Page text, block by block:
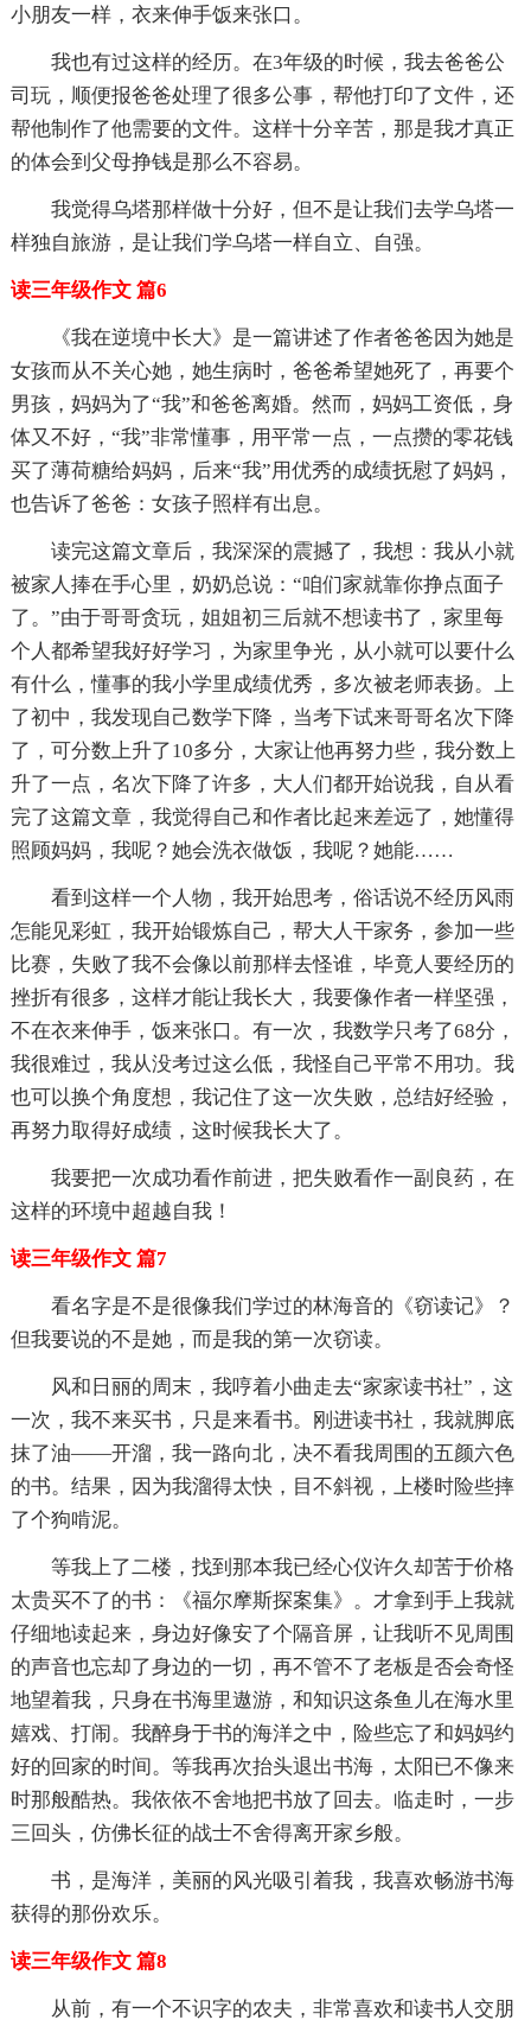
小朋友一样，衣来伸手饭来张口。
我也有过这样的经历。在3年级的时候，我去爸爸公
司玩，顺便报爸爸处理了很多公事，帮他打印了文件，还
帮他制作了他需要的文件。这样十分辛苦，那是我才真正
的体会到父母挣钱是那么不容易。
我觉得乌塔那样做十分好，但不是让我们去学乌塔一
样独自旅游，是让我们学乌塔一样自立、自强。
读三年级作文 篇6
《我在逆境中长大》是一篇讲述了作者爸爸因为她是
女孩而从不关心她，她生病时，爸爸希望她死了，再要个
男孩，妈妈为了“我”和爸爸离婚。然而，妈妈工资低，身
体又不好，“我”非常懂事，用平常一点，一点攒的零花钱
买了薄荷糖给妈妈，后来“我”用优秀的成绩抚慰了妈妈，
也告诉了爸爸：女孩子照样有出息。
读完这篇文章后，我深深的震撼了，我想：我从小就
被家人捧在手心里，奶奶总说：“咱们家就靠你挣点面子
了。”由于哥哥贪玩，姐姐初三后就不想读书了，家里每
个人都希望我好好学习，为家里争光，从小就可以要什么
有什么，懂事的我小学里成绩优秀，多次被老师表扬。上
了初中，我发现自己数学下降，当考下试来哥哥名次下降
了，可分数上升了10多分，大家让他再努力些，我分数上
升了一点，名次下降了许多，大人们都开始说我，自从看
完了这篇文章，我觉得自己和作者比起来差远了，她懂得
照顾妈妈，我呢？她会洗衣做饭，我呢？她能……
看到这样一个人物，我开始思考，俗话说不经历风雨
怎能见彩虹，我开始锻炼自己，帮大人干家务，参加一些
比赛，失败了我不会像以前那样去怪谁，毕竟人要经历的
挫折有很多，这样才能让我长大，我要像作者一样坚强，
不在衣来伸手，饭来张口。有一次，我数学只考了68分，
我很难过，我从没考过这么低，我怪自己平常不用功。我
也可以换个角度想，我记住了这一次失败，总结好经验，
再努力取得好成绩，这时候我长大了。
我要把一次成功看作前进，把失败看作一副良药，在
这样的环境中超越自我！
读三年级作文 篇7
看名字是不是很像我们学过的林海音的《窃读记》？
但我要说的不是她，而是我的第一次窃读。
风和日丽的周末，我哼着小曲走去“家家读书社”，这
一次，我不来买书，只是来看书。刚进读书社，我就脚底
抹了油——开溜，我一路向北，决不看我周围的五颜六色
的书。结果，因为我溜得太快，目不斜视，上楼时险些摔
了个狗啃泥。
等我上了二楼，找到那本我已经心仪许久却苦于价格
太贵买不了的书：《福尔摩斯探案集》。才拿到手上我就
仔细地读起来，身边好像安了个隔音屏，让我听不见周围
的声音也忘却了身边的一切，再不管不了老板是否会奇怪
地望着我，只身在书海里遨游，和知识这条鱼儿在海水里
嬉戏、打闹。我醉身于书的海洋之中，险些忘了和妈妈约
好的回家的时间。等我再次抬头退出书海，太阳已不像来
时那般酷热。我依依不舍地把书放了回去。临走时，一步
三回头，仿佛长征的战士不舍得离开家乡般。
书，是海洋，美丽的风光吸引着我，我喜欢畅游书海
获得的那份欢乐。
读三年级作文 篇8
从前，有一个不识字的农夫，非常喜欢和读书人交朋